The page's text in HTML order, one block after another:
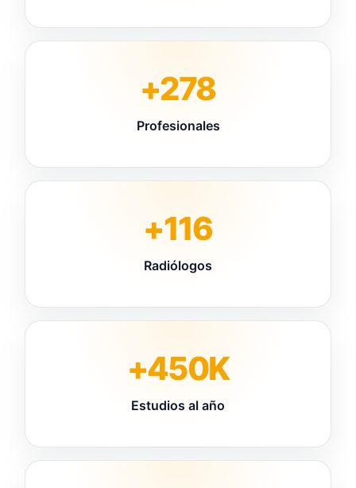
+278
Profesionales
+116
Radiólogos
+450K
Estudios al año